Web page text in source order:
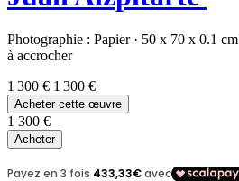
Photographie : Papier · 50 x 70 x 0.1 cm
à accrocher
1 300 € 1 300 €
Acheter cette œuvre
1 300 €
Acheter